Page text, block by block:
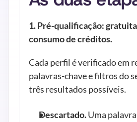
1. Pré-qualificação:
consumo de créditos.
Cada perfil é verificado em
palavras-chave e filtros do
três resultados possíveis.
Descartado. Uma